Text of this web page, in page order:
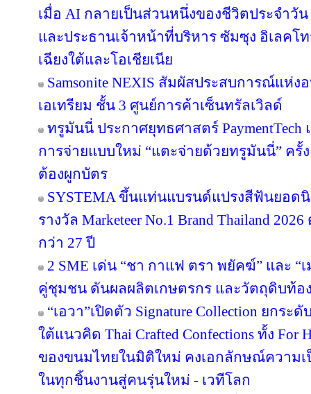
เมื่อ AI กลายเป็นส่วนหนึ่งของชีวิตประจำวั
และประธานเจ้าหน้าที่บริหาร ซัมซุง อิเลค
เฉียงใต้และโอเชียเนีย
Samsonite NEXIS สัมผัสประสบการณ์แห่
เอเทรียม ชั้น 3 ศูนย์การค้าเซ็นทรัลเวิลด์
ทรูมันนี่ ประกาศยุทธศาสตร์
การจ่ายแบบใหม่ “แตะจ่ายด้วยทรูมันนี่” ครั้
ต้องผูกบัตร
SYSTEMA ขึ้นแท่นแบรนด์แปรงสีฟันยอด
รางวัล Marketeer No.1 Brand Thailand
กว่า 27 ปี
2 SME เด่น “ชา กาแฟ ตรา พยัคฆ์” และ
คู่ชุมชน ดันผลผลิตเกษตรกร และวัตถุดิบท้อ
“เอวา”เปิดตัว Signature Collection ยกร
ใต้แนวคิด Thai Crafted Confections ทั้ง For
ของขนมไทยในมิติใหม่ คงเอกลักษณ์ความ
ในทุกชิ้นงานสู่คนรุ่นใหม่ - เวทีโลก